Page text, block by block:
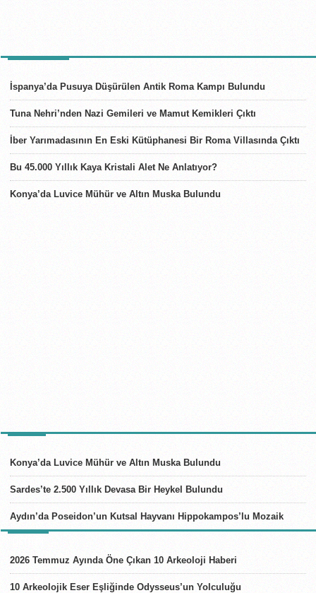
İspanya’da Pusuya Düşürülen Antik Roma Kampı Bulundu
Tuna Nehri’nden Nazi Gemileri ve Mamut Kemikleri Çıktı
İber Yarımadasının En Eski Kütüphanesi Bir Roma Villasında Çıktı
Bu 45.000 Yıllık Kaya Kristali Alet Ne Anlatıyor?
Konya’da Luvice Mühür ve Altın Muska Bulundu
Konya’da Luvice Mühür ve Altın Muska Bulundu
Sardes’te 2.500 Yıllık Devasa Bir Heykel Bulundu
Aydın’da Poseidon’un Kutsal Hayvanı Hippokampos’lu Mozaik
2026 Temmuz Ayında Öne Çıkan 10 Arkeoloji Haberi
10 Arkeolojik Eser Eşliğinde Odysseus’un Yolculuğu